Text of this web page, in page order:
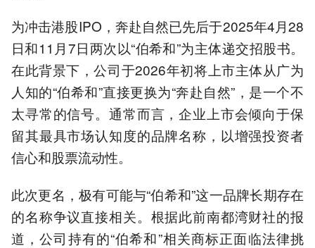
为冲击港股IPO，奔赴自然已先后于2025年4月28
日和11月7日两次以“伯希和”为主体递交招股书。
在此背景下，公司于2026年初将上市主体从广为
人知的“伯希和”直接更换为“奔赴自然”，是一个不
太寻常的信号。通常而言，企业上市会倾向于保
留其最具市场认知度的品牌名称，以增强投资者
信心和股票流动性。
此次更名，极有可能与“伯希和”这一品牌长期存在
的名称争议直接相关。根据此前南都湾财社的报
道，公司持有的“伯希和”相关商标正面临法律挑